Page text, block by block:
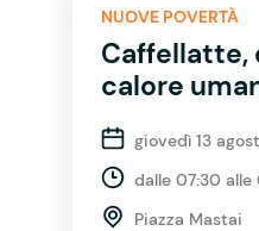
NUOVE POVERTÀ
Caffellatte,
calore
giovedì 13
dalle 07:30 alle
Piazza Mastai